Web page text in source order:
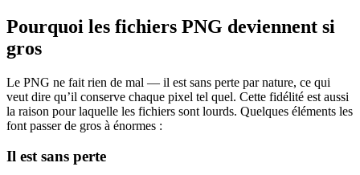
Pourquoi les fichiers PNG deviennent si
gros
Le PNG ne fait rien de mal — il est sans perte par nature, ce qui
veut dire qu’il conserve chaque pixel tel quel. Cette fidélité est aussi
la raison pour laquelle les fichiers sont lourds. Quelques éléments les
font passer de gros à énormes :
Il est sans perte